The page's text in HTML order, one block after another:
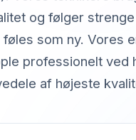
og følger
føles som ny. Vores
professionelt
af højeste